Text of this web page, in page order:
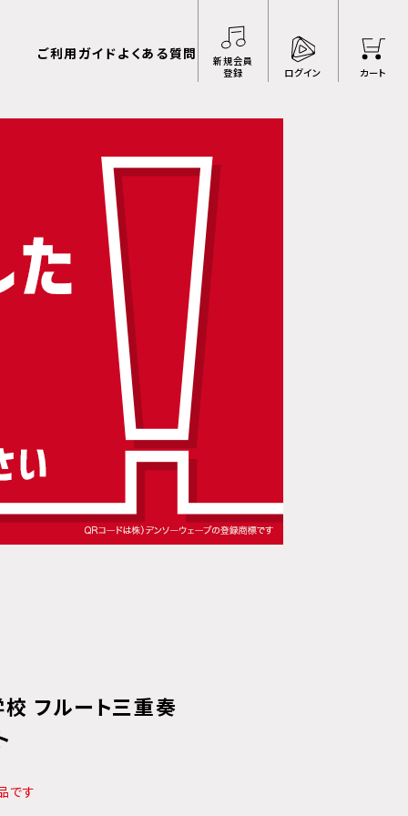
ご利用ガイドよくある質問
新規会員
登録
ログイン カート
フルート三重奏
です